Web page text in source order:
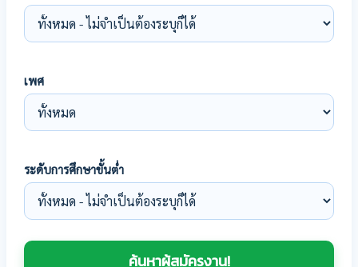
เพศ
ระดับการศึกษาขั้นต่ำ